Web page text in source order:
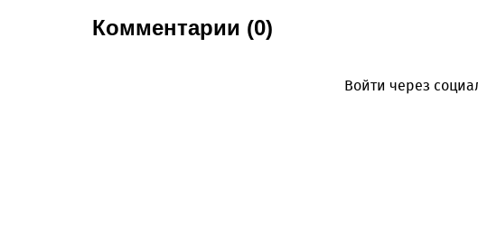
Комментарии (0)
Войти через